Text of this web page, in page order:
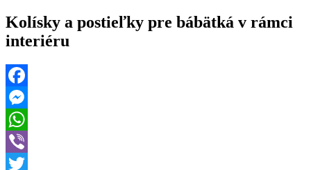
Kolísky a postieľky pre bábätká v rámci
interiéru
Facebook
Messenger
WhatsApp
Viber